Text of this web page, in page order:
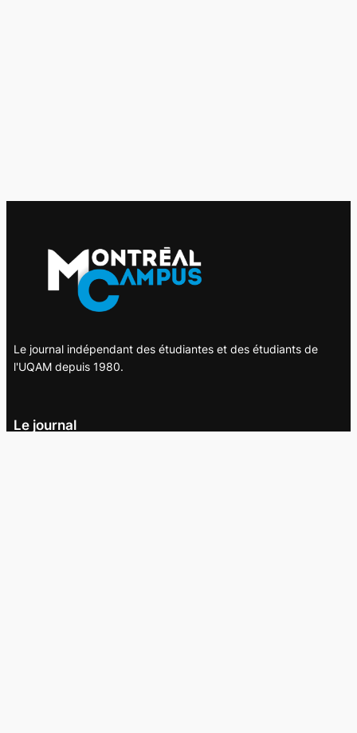
Le journal indépendant des étudiantes et des étudiants de
l'UQAM depuis 1980.
Le journal